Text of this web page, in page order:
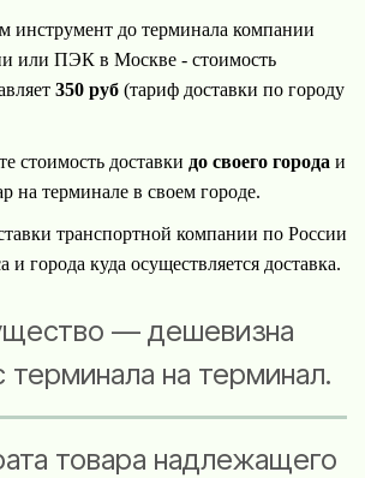
инструмент до терминала компании
или ПЭК в Москве - стоимость
350 руб (тариф доставки по городу
стоимость доставки до своего города и
на терминале в своем городе.
транспортной компании по России
и города куда осуществляется доставка.
— дешевизна
терминала на терминал.
товара надлежащего